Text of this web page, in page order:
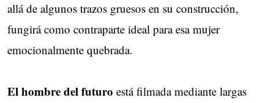
allá de algunos trazos gruesos en su construcción,
fungirá como contraparte ideal para esa mujer
emocionalmente quebrada.
El hombre del futuro está filmada mediante largas